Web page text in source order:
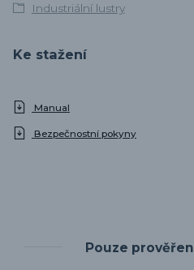
Industriální lustry
Ke stažení
Manual
Bezpečnostní pokyny
Pouze